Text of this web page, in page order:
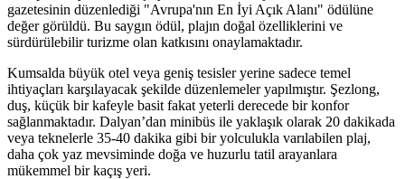
gazetesinin düzenlediği "Avrupa'nın En İyi Açık Alanı" ödülüne
değer görüldü. Bu saygın ödül, plajın doğal özelliklerini ve
sürdürülebilir turizme olan katkısını onaylamaktadır.
Kumsalda büyük otel veya geniş tesisler yerine sadece temel
ihtiyaçları karşılayacak şekilde düzenlemeler yapılmıştır. Şezlong,
duş, küçük bir kafeyle basit fakat yeterli derecede bir konfor
sağlanmaktadır. Dalyan’dan minibüs ile yaklaşık olarak 20 dakikada
veya teknelerle 35-40 dakika gibi bir yolculukla varılabilen plaj,
daha çok yaz mevsiminde doğa ve huzurlu tatil arayanlara
mükemmel bir kaçış yeri.